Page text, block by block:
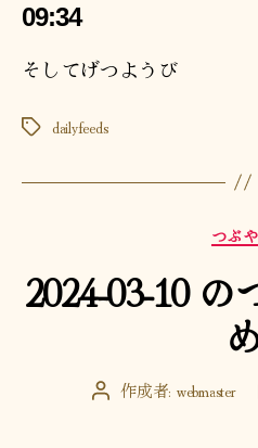
09:34
そしてげつようび
タ
dailyfeeds
カ
ー
つぶ
2024-03-10
投 作成者: webmaster